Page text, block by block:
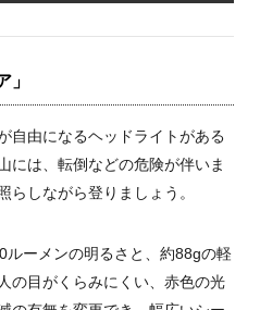
」
自由になるヘッドライトがある
には、転倒などの危険が伴いま
らしながら登りましょう。
ルーメンの明るさと、約88gの軽
の目がくらみにくい、赤色の光